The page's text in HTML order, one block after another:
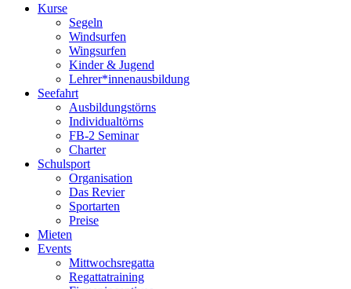
Kurse
Segeln
Windsurfen
Wingsurfen
Kinder & Jugend
Lehrer*innenausbildung
Seefahrt
Ausbildungstörns
Individualtörns
FB-2 Seminar
Charter
Schulsport
Organisation
Das Revier
Sportarten
Preise
Mieten
Events
Mittwochsregatta
Regattatraining